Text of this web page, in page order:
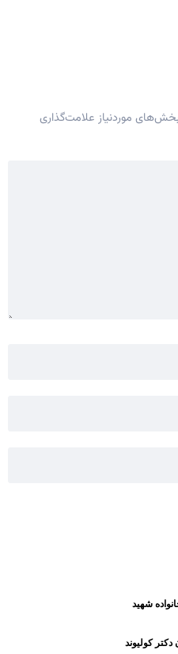
موردنیاز علامت‌گذاری
شهید
کولیوند